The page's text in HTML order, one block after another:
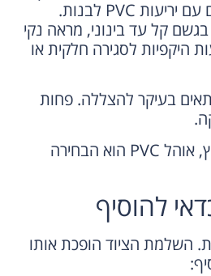
בנוי ממוטות אלומיניום עם יריעות PVC לבנות.
קל עד בינוני, מראה נקי
היקפיות לסגירה חלקית או
בעיקר להצללה. פחות
לאירועי קיץ ואביב בחוץ, אוהל PVC הוא הבחירה
להוסיף
השלמת הציוד הופכת אותו